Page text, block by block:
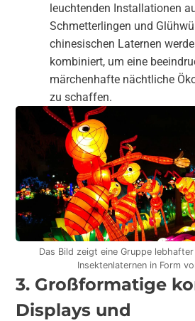
leuchtenden Installationen
Schmetterlingen und
chinesischen Laternen
kombiniert, um eine
märchenhafte nächtliche
zu schaffen.
Das Bild zeigt eine Gruppe
Insektenlaternen in Form
3. Großformatige
Displays und